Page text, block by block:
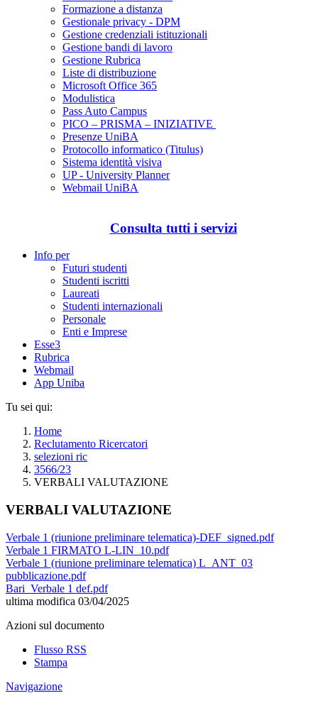
Formazione a distanza
Gestionale privacy - DPM
Gestione credenziali istituzionali
Gestione bandi di lavoro
Gestione Rubrica
Liste di distribuzione
Microsoft Office 365
Modulistica
Pass Auto Campus
PICO – PRISMA – INIZIATIVE
Presenze UniBA
Protocollo informatico (Titulus)
Sistema identità visiva
UP - University Planner
Webmail UniBA
Consulta tutti i servizi
Info per
Futuri studenti
Studenti iscritti
Laureati
Studenti internazionali
Personale
Enti e Imprese
Esse3
Rubrica
Webmail
App Uniba
Tu sei qui:
Home
Reclutamento Ricercatori
selezioni ric
3566/23
VERBALI VALUTAZIONE
VERBALI VALUTAZIONE
Verbale 1 (riunione preliminare telematica)-DEF_signed.pdf
Verbale 1 FIRMATO L-LIN_10.pdf
Verbale 1 (riunione preliminare telematica) L_ANT_03
pubblicazione.pdf
Bari_Verbale 1 def.pdf
ultima modifica 03/04/2025
Azioni sul documento
Flusso RSS
Stampa
Navigazione